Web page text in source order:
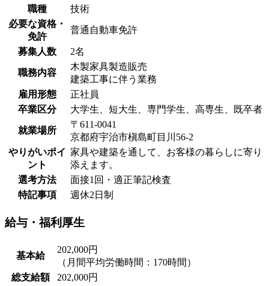
職種
技術
必要な資格・
免許
普通自動車免許
募集人数 2名
職務内容
木製家具製造販売
建築工事に伴う業務
雇用形態
正社員
卒業区分
大学生、短大生、専門学生、高専生、既卒者
就業場所
〒611-0041
京都府宇治市槇島町目川56-2
やりがいポイ
ント
家具や建築を通して、お客様の暮らしに寄り
添えます。
選考方法
面接1回・適正筆記検査
特記事項
週休2日制
給与・福利厚生
基本給
202,000円
（月間平均労働時間：170時間）
総支給額
202,000円